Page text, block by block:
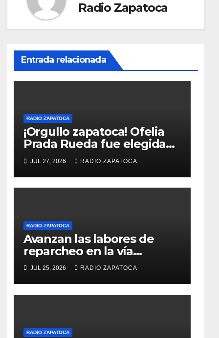
Radio Zapatoca
Entrada relacionada
RADIO ZAPATOCA
¡Orgullo zapatoca! Ofelia
Prada Rueda fue elegida
Reina Nacional – Queen of
the Universe, categoría
Gold 2026,
JUL 27, 2026 RADIO ZAPATOCA
RADIO ZAPATOCA
Avanzan las labores de
reparcheo en la vía
Zapatoca–Girón gracias al
apoyo voluntario
JUL 25, 2026 RADIO ZAPATOCA
RADIO ZAPATOCA